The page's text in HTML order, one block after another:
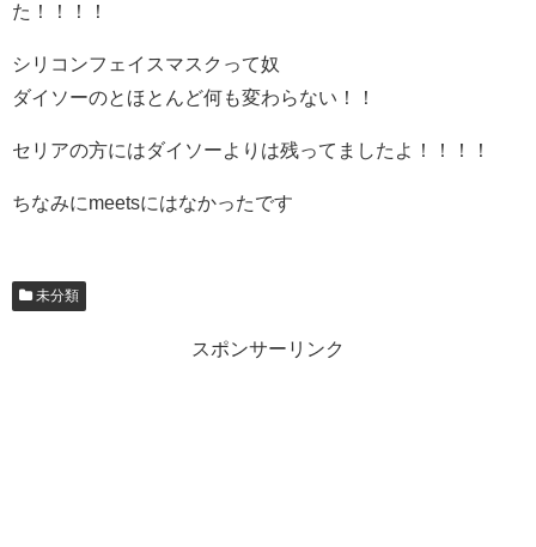
た！！！！
シリコンフェイスマスクって奴
ダイソーのとほとんど何も変わらない！！
セリアの方にはダイソーよりは残ってましたよ！！！！
ちなみにmeetsにはなかったです
未分類
スポンサーリンク